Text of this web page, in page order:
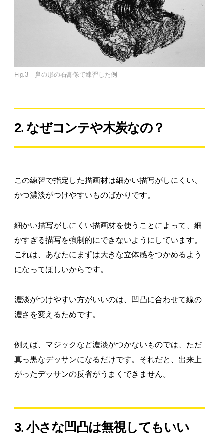
Fig.3 鼻の形の石膏像で練習した例
2. なぜコンテや木炭なの？
この練習で指定した描画材は細かい描写がしにくい、
かつ濃淡がつけやすいものばかりです。
細かい描写がしにくい描画材を使うことによって、細
かすぎる描写を強制的にできないようにしています。
これは、あなたにまずは大きな立体感をつかめるよう
になってほしいからです。
濃淡がつけやすい方がいいのは、凹凸に合わせて線の
濃さを変えるためです。
例えば、マジックなど濃淡がつかないものでは、ただ
真っ黒なデッサンになるだけです。それだと、出来上
がったデッサンの反省がうまくできません。
3. 小さな凹凸は無視してもいい